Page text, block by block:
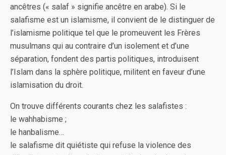
ancêtres (« salaf » signifie ancêtre en arabe). Si le
salafisme est un islamisme, il convient de le distinguer de
l’islamisme politique tel que le promeuvent les Frères
musulmans qui au contraire d’un isolement et d’une
séparation, fondent des partis politiques, introduisent
l’Islam dans la sphère politique, militent en faveur d’une
islamisation du droit.
On trouve différents courants chez les salafistes :
le wahhabisme ;
le hanbalisme…
le salafisme dit quiétiste qui refuse la violence des